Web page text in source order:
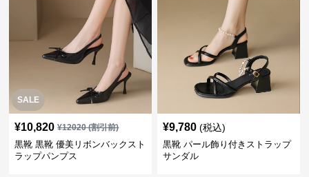
SALE
¥10,820 ¥12020(割引前)
黒靴 黒靴 優美リボンバックスト
ラップパンプス
¥9,780 (税込)
黒靴 パール飾り付きストラップ
サンダル